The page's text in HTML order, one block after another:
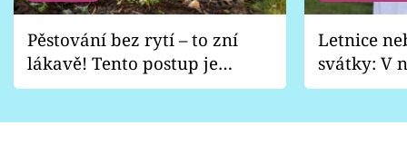
Pěstování bez rytí – to zní
lákavě! Tento postup je
vhodný jen pro některé
Letnice
svátky: V
pondělí